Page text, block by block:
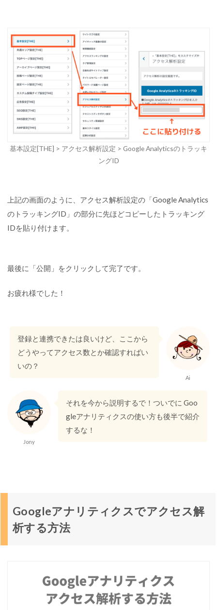
基本設定[THE] > アクセス解析設定 > Google Analyticsのトラッキ
ングID
上記の画面のように、アクセス解析設定の「Google Analytics
のトラッキングID」の部分に先ほどコピーしたトラッキング
IDを貼り付けます。
最後に「公開」をクリックして完了です。
お疲れ様でした！
Ai
登録と連携できたは良いけど、ここから
どうやってアクセス数とか確認すればい
いの？
Jony
それを今から説明するで！ついでに Goo
gleアナリティクスの使い方も後半で紹介
するな！
Googleアナリティクスでアクセス解
析する方法